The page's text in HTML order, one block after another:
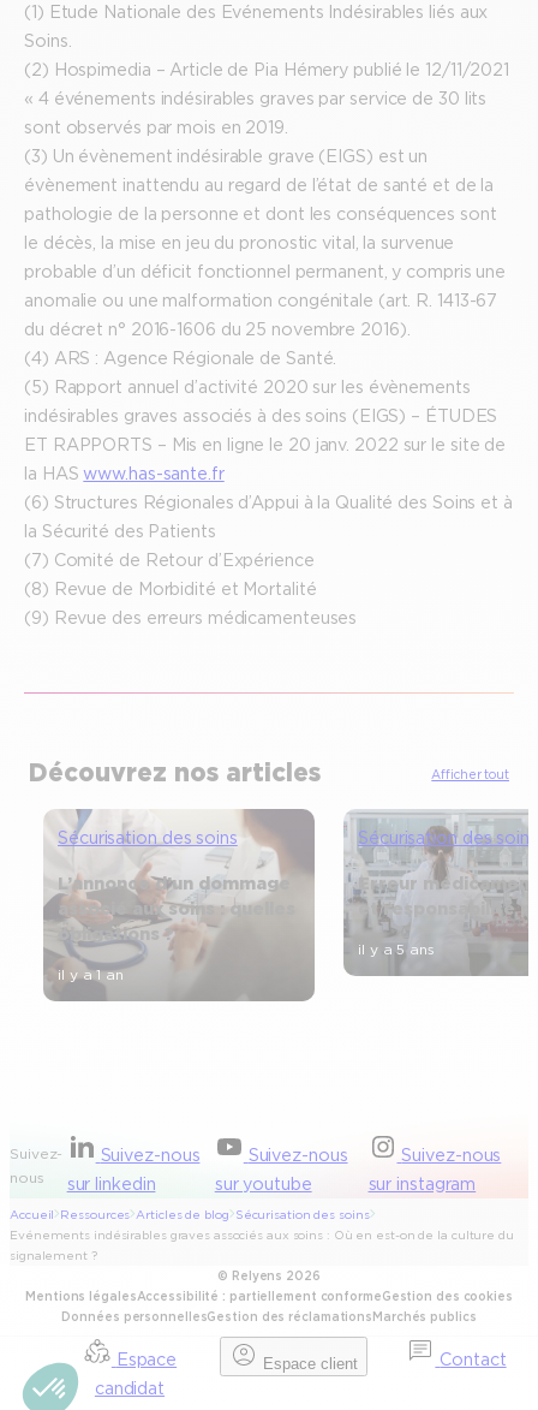
Espace
candidat
Espace client Contact
(1) Etude Nationale des Evénements Indésirables liés aux
Soins.
(2) Hospimedia – Article de Pia Hémery publié le 12/11/2021
« 4 événements indésirables graves par service de 30 lits
sont observés par mois en 2019.
(3) Un évènement indésirable grave (EIGS) est un
évènement inattendu au regard de l’état de santé et de la
pathologie de la personne et dont les conséquences sont
le décès, la mise en jeu du pronostic vital, la survenue
probable d’un déficit fonctionnel permanent, y compris une
anomalie ou une malformation congénitale (art. R. 1413-67
du décret n° 2016-1606 du 25 novembre 2016).
(4) ARS : Agence Régionale de Santé.
(5) Rapport annuel d’activité 2020 sur les évènements
indésirables graves associés à des soins (EIGS) – ÉTUDES
ET RAPPORTS – Mis en ligne le 20 janv. 2022 sur le site de
la HASwww.has-sante.fr
(6) Structures Régionales d’Appui à la Qualité des Soins et à
la Sécurité des Patients
(7) Comité de Retour d’Expérience
(8) Revue de Morbidité et Mortalité
(9) Revue des erreurs médicamenteuses
Découvrez nos articles Afficher tout
Sécurisation des soins
L’annonce d’un dommage
associé aux soins : quelles
obligations ?
il y a 1 an
Sécurisation des soins
Erreur
et responsabilité
il y a 5 ans
Suivez-
nous
Suivez-nous
sur linkedin
Suivez-nous
sur youtube
Suivez-nous
sur instagram
Accueil Ressources Articles de blog Sécurisation des soins
Evénements indésirables graves associés aux soins : Où en est-on de la culture du
signalement ?
© Relyens 2026
Mentions légalesAccessibilité : partiellement conformeGestion des cookies
Données personnellesGestion des réclamationsMarchés publics